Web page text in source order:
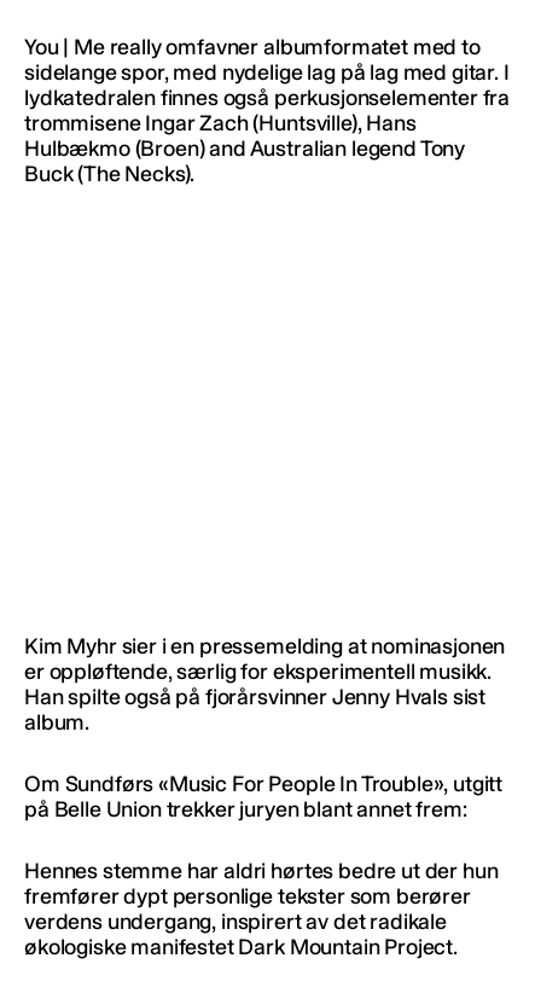
You | Me really omfavner albumformatet med to
sidelange spor, med nydelige lag på lag med gitar. I
lydkatedralen finnes også perkusjonselementer fra
trommisene Ingar Zach (Huntsville), Hans
Hulbækmo (Broen) and Australian legend Tony
Buck (The Necks).
Kim Myhr sier i en pressemelding at nominasjonen
er oppløftende, særlig for eksperimentell musikk.
Han spilte også på fjorårsvinner Jenny Hvals sist
album.
Om Sundførs «Music For People In Trouble», utgitt
på Belle Union trekker juryen blant annet frem:
Hennes stemme har aldri hørtes bedre ut der hun
fremfører dypt personlige tekster som berører
verdens undergang, inspirert av det radikale
økologiske manifestet Dark Mountain Project.